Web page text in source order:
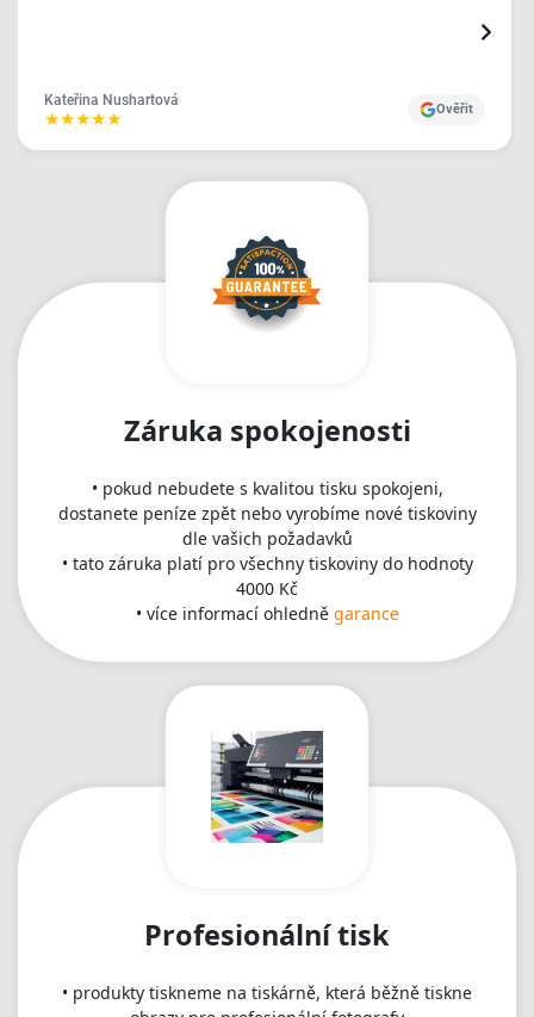
Kateřina Nushartová
★★★★★ Ověřit
Záruka spokojenosti
• pokud nebudete s kvalitou tisku spokojeni,
dostanete peníze zpět nebo vyrobíme nové tiskoviny
dle vašich požadavků
• tato záruka platí pro všechny tiskoviny do hodnoty
4000 Kč
• více informací ohledně garance
Profesionální tisk
• produkty tiskneme na tiskárně, která běžně tiskne